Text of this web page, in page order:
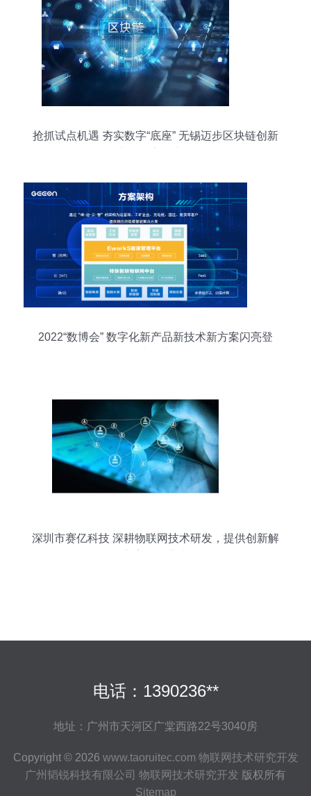
抢抓试点机遇 夯实数字“底座” 无锡迈步区块链创新
2022“数博会” 数字化新产品新技术新方案闪亮登
深圳市赛亿科技 深耕物联网技术研发，提供创新解
电话：1390236**
地址：广州市天河区广棠西路22号3040房
Copyright © 2026 www.taoruitec.com 物联网技术研究开发
广州韬锐科技有限公司 物联网技术研究开发 版权所有
Sitemap